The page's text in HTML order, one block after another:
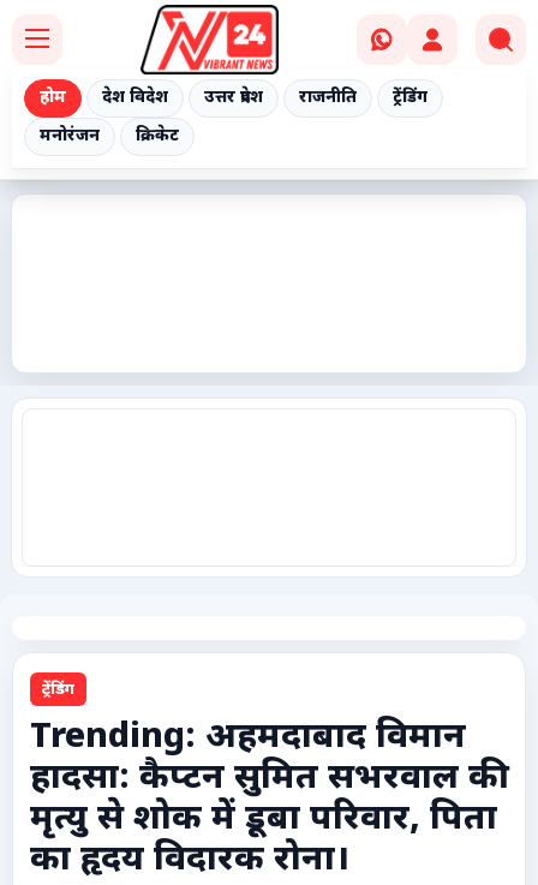
होम देश विदेश उत्तर प्रदेश राजनीति
ट्रेंडिंग
मनोरंजन
क्रिकेट
ट्रेंडिंग
टेक्नोलॉजी / गैजेट्स
लाइफस्टाइल
वायरल
स्पेशल
ट्रेंडिंग
Trending: अहमदाबाद विमान
हादसा: कैप्टन सुमित सभरवाल की
मृत्यु से शोक में डूबा परिवार, पिता
का हृदय विदारक रोना।